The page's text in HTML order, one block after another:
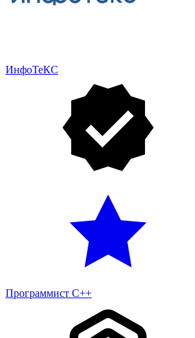
ИнфоТеКС
Программист С++